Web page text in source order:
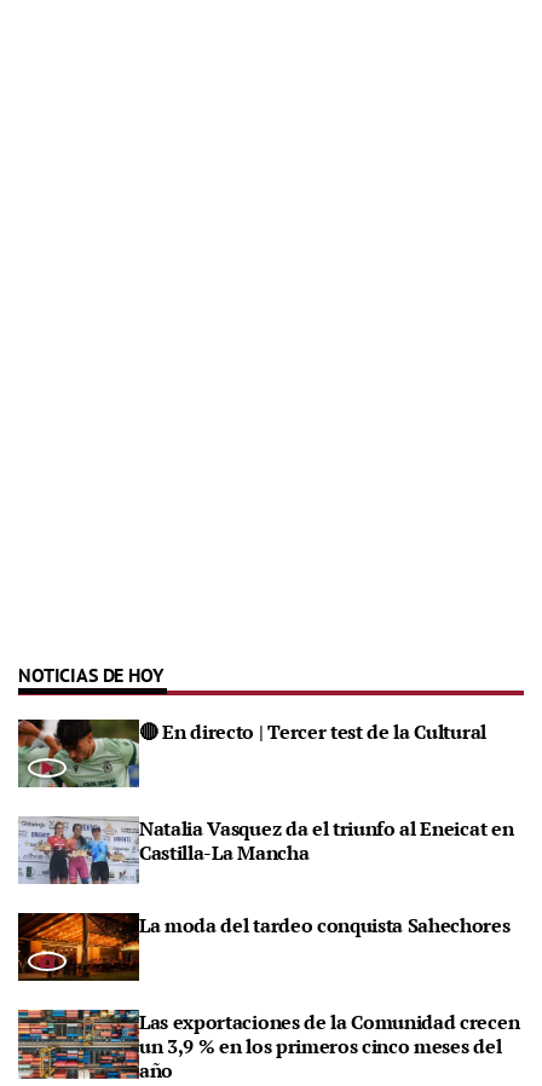
NOTICIAS DE HOY
🔴 En directo | Tercer test de la Cultural
Natalia Vasquez da el triunfo al Eneicat en
Castilla-La Mancha
La moda del tardeo conquista Sahechores
Las exportaciones de la Comunidad crecen
un 3,9 % en los primeros cinco meses del
año